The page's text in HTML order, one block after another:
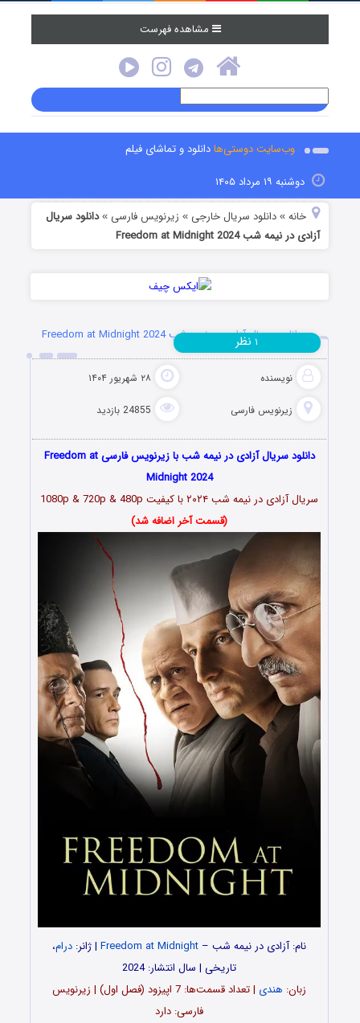
مشاهده فهرست
وب‌سایت دوستی‌هادانلود و تماشای فیلم
دوشنبه ۱۹ مرداد ۱۴۰۵
خانه »دانلود سریال خارجی » زیرنویس فارسی »دانلود سریال
آزادی در نیمه شب Freedom at Midnight 2024
دانلود سریال آزادی در نیمه شب Freedom at Midnight 2024
نویسنده ۲۸ شهریور ۱۴۰۴
زیرنویس فارسی 24855 بازدید
۱ نظر
دانلود سریال آزادی در نیمه شب با زیرنویس فارسی Freedom at
Midnight 2024
سریال آزادی در نیمه شب ۲۰۲۴ با کیفیت 1080p & 720p & 480p
(قسمت آخر اضافه شد)
نام: آزادی در نیمه شب – Freedom at Midnight | ژانر: درام،
تاریخی | سال انتشار: 2024
زبان: هندی
| تعداد قسمت‌‌‌‌ها: 7 اپیزود (فصل اول) | زیرنویس
فارسی: دارد